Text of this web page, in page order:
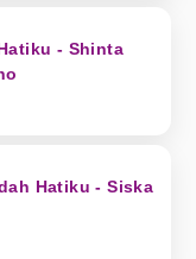
- Shinta
Hatiku - Siska